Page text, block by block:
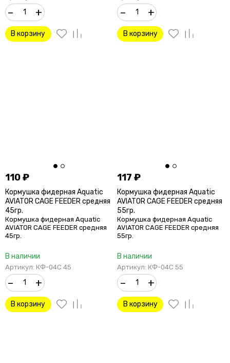
– +
В корзину
– +
В корзину
110₽
Кормушка фидерная Aquatic
AVIATOR CAGE FEEDER средняя
45гр.
Кормушка фидерная Aquatic
AVIATOR CAGE FEEDER средняя
45гр.
В наличии
Артикул: КФ-04С 45
– +
В корзину
117₽
Кормушка фидерная Aquatic
AVIATOR CAGE FEEDER средняя
55гр.
Кормушка фидерная Aquatic
AVIATOR CAGE FEEDER средняя
55гр.
В наличии
Артикул: КФ-04С 55
– +
В корзину